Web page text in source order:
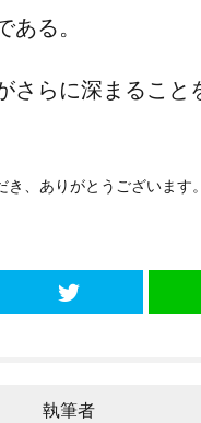
ある。
さらに深まること
、ありがとうございます
執筆者